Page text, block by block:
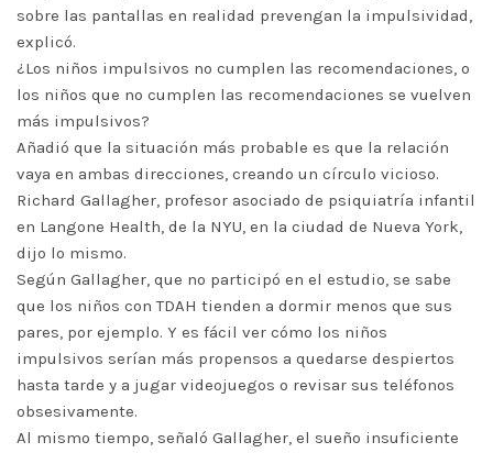
sobre las pantallas en realidad prevengan la impulsividad,
explicó.
¿Los niños impulsivos no cumplen las recomendaciones, o
los niños que no cumplen las recomendaciones se vuelven
más impulsivos?
Añadió que la situación más probable es que la relación
vaya en ambas direcciones, creando un círculo vicioso.
Richard Gallagher, profesor asociado de psiquiatría infantil
en Langone Health, de la NYU, en la ciudad de Nueva York,
dijo lo mismo.
Según Gallagher, que no participó en el estudio, se sabe
que los niños con TDAH tienden a dormir menos que sus
pares, por ejemplo. Y es fácil ver cómo los niños
impulsivos serían más propensos a quedarse despiertos
hasta tarde y a jugar videojuegos o revisar sus teléfonos
obsesivamente.
Al mismo tiempo, señaló Gallagher, el sueño insuficiente